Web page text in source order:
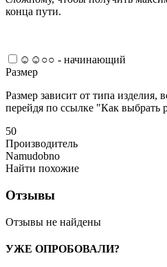
конца пути.
☺☺○○ - начинающий
Размер
Размер зависит от типа изделия,
перейдя по ссылке "Как выбрать
50
Производитель
Namudobno
Найти похожие
Отзывы
Отзывы не найдены
УЖЕ ОПРОБОВАЛИ?